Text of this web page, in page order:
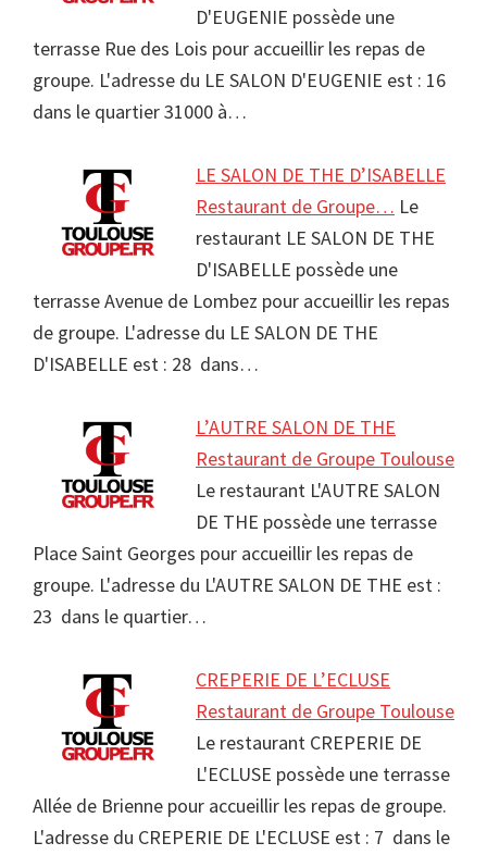
D'EUGENIE possède une
terrasse Rue des Lois pour accueillir les repas de
groupe. L'adresse du LE SALON D'EUGENIE est : 16
dans le quartier 31000 à…
LE SALON DE THE D’ISABELLE
Restaurant de Groupe… Le
restaurant LE SALON DE THE
D'ISABELLE possède une
terrasse Avenue de Lombez pour accueillir les repas
de groupe. L'adresse du LE SALON DE THE
D'ISABELLE est : 28 dans…
L’AUTRE SALON DE THE
Restaurant de Groupe Toulouse
Le restaurant L'AUTRE SALON
DE THE possède une terrasse
Place Saint Georges pour accueillir les repas de
groupe. L'adresse du L'AUTRE SALON DE THE est :
23 dans le quartier…
CREPERIE DE L’ECLUSE
Restaurant de Groupe Toulouse
Le restaurant CREPERIE DE
L'ECLUSE possède une terrasse
Allée de Brienne pour accueillir les repas de groupe.
L'adresse du CREPERIE DE L'ECLUSE est : 7 dans le